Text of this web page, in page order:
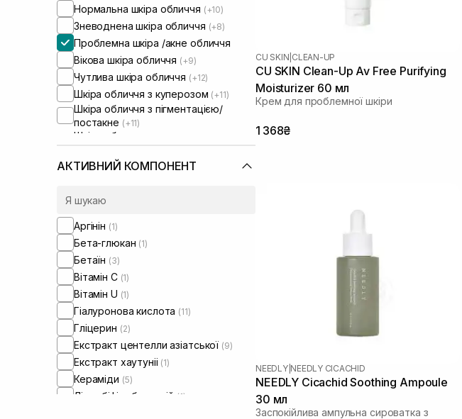
Нормальна шкіра обличчя (+10)
Зневоднена шкіра обличчя (+8)
Проблемна шкіра /акне обличчя
Вікова шкіра обличчя (+9)
Чутлива шкіра обличчя (+12)
Шкіра обличчя з куперозом (+11)
Шкіра обличчя з пігментацією/
постакне (+11)
Шкіра обличчя з розширеними
порами
Шкіра обличчя з порушеним
мікробіомом
АКТИВНИЙ КОМПОНЕНТ
Аргінін (1)
Бета-глюкан (1)
Бетаїн (3)
Вітамін C (1)
Вітамін U (1)
Гіалуронова кислота (11)
Гліцерин (2)
Екстракт центелли азіатської (9)
Екстракт хаутуніі (1)
Кераміди (5)
Лізат біфідобактерій (1)
CU SKIN CLEAN-UP
CU SKIN Clean-Up Av Free Purifying
Moisturizer 60 мл
Крем для проблемної шкіри
1 368₴
NEEDLY| NEEDLY CICACHID
NEEDLY Cicachid Soothing Ampoule
30 мл
Заспокійлива ампульна сироватка з